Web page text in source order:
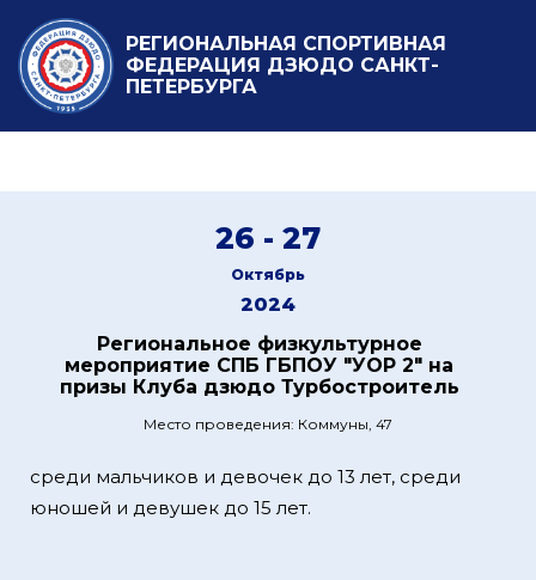
РЕГИОНАЛЬНАЯ СПОРТИВНАЯ
ФЕДЕРАЦИЯ ДЗЮДО САНКТ-
ПЕТЕРБУРГА
26 - 27
Октябрь
2024
Региональное физкультурное
мероприятие СПБ ГБПОУ "УОР 2" на
призы Клуба дзюдо Турбостроитель
Место проведения: Коммуны, 47
среди мальчиков и девочек до 13 лет, среди
юношей и девушек до 15 лет.